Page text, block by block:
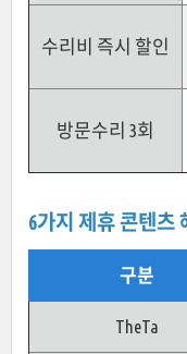
수리비 즉시 할인
방문수리 3회
6가지 제휴 콘텐츠
구분
TheTa